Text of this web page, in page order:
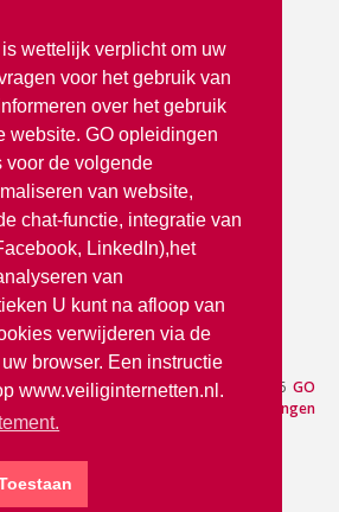
wettelijk verplicht om uw
voor het gebruik van
over het gebruik
website. GO opleidingen
voor de volgende
van website,
chat-functie, integratie van
LinkedIn),het
van
U kunt na afloop van
verwijderen via de
browser. Een instructie
www.veiliginternetten.nl.
Aanmelden— © 2026 GO
Opleidingen